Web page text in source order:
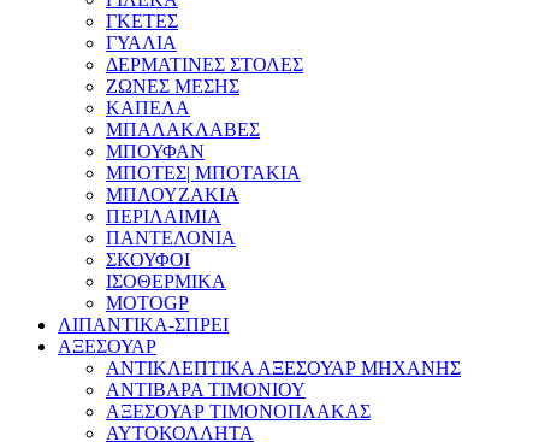
ΓΚΕΤΕΣ
ΓΥΑΛΙΑ
ΔΕΡΜΑΤΙΝΕΣ ΣΤΟΛΕΣ
ΖΩΝΕΣ ΜΕΣΗΣ
ΚΑΠΕΛΑ
ΜΠΑΛΑΚΛΑΒΕΣ
ΜΠΟΥΦΑΝ
ΜΠΟΤΕΣ| ΜΠΟΤΑΚΙΑ
ΜΠΛΟΥΖΑΚΙΑ
ΠΕΡΙΛΑΙΜΙΑ
ΠΑΝΤΕΛΟΝΙΑ
ΣΚΟΥΦΟΙ
ΙΣΟΘΕΡΜΙΚΑ
MOTOGP
ΛΙΠΑΝΤΙΚΑ-ΣΠΡΕΙ
ΑΞΕΣΟΥΑΡ
ΑΝΤΙΚΛΕΠΤΙΚΑ ΑΞΕΣΟΥΑΡ ΜΗΧΑΝΗΣ
ΑΝΤΙΒΑΡΑ ΤΙΜΟΝΙΟΥ
ΑΞΕΣΟΥΑΡ ΤΙΜΟΝΟΠΛΑΚΑΣ
ΑΥΤΟΚΟΛΛΗΤΑ